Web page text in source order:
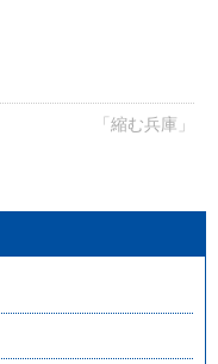
「縮む兵庫」